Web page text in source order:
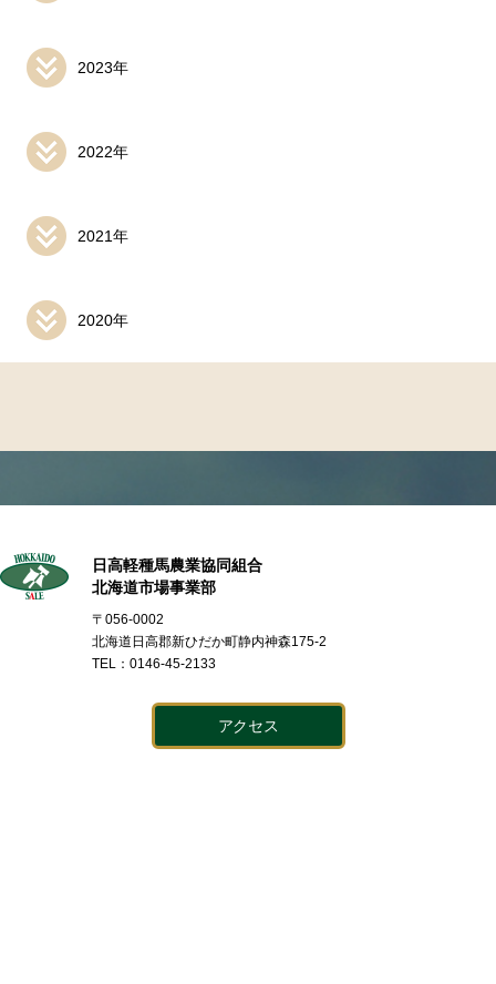
2023年
2022年
2021年
2020年
日高軽種馬農業協同組合
北海道市場事業部
〒056-0002
北海道日高郡新ひだか町静内神森175-2
TEL：0146-45-2133
アクセス